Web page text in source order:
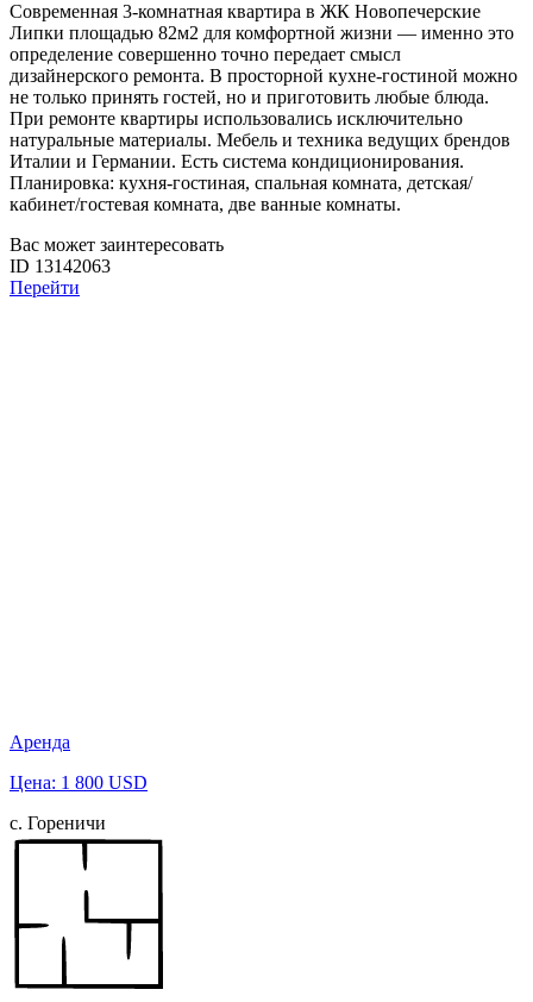
Современная 3-комнатная квартира в ЖК Новопечерские
Липки площадью 82м2 для комфортной жизни — именно это
определение совершенно точно передает смысл
дизайнерского ремонта. В просторной кухне-гостиной можно
не только принять гостей, но и приготовить любые блюда.
При ремонте квартиры использовались исключительно
натуральные материалы. Мебель и техника ведущих брендов
Италии и Германии. Есть система кондиционирования.
Планировка: кухня-гостиная, спальная комната, детская/
кабинет/гостевая комната, две ванные комнаты.
Вас может заинтересовать
ID 13142063
Перейти
Аренда
Цена: 1 800 USD
с. Гореничи